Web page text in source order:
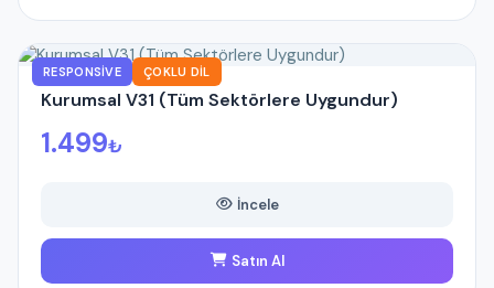
RESPONSIVE ÇOKLU DIL
Kurumsal V31 (Tüm Sektörlere Uygundur)
1.499₺
İncele
Satın Al